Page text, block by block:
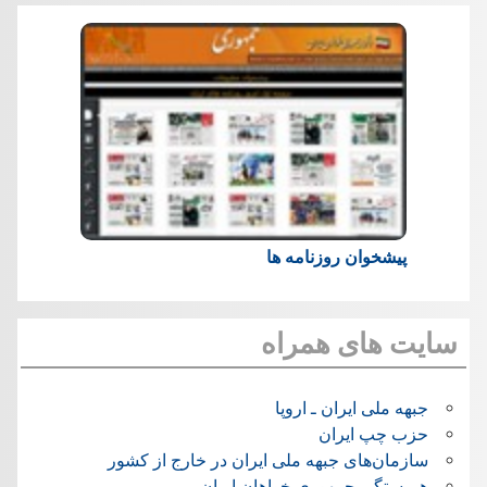
پیشخوان روزنامه ها
سایت های همراه
جبهه ملی ایران ـ اروپا
حزب چپ ایران
سازمان‌های جبهه ملی ایران در خارج از کشور